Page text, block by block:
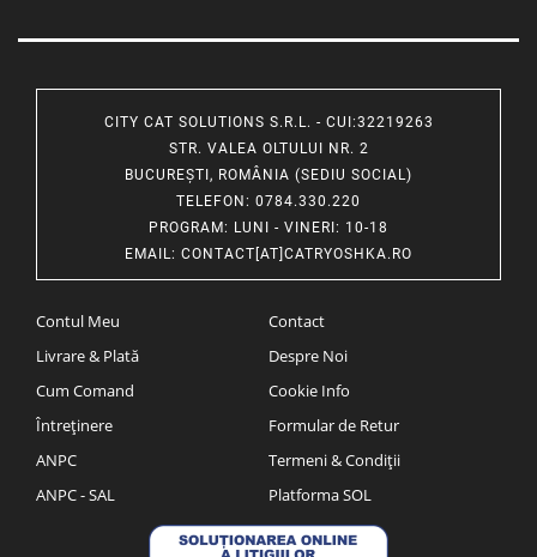
CITY CAT SOLUTIONS S.R.L. - CUI:32219263
STR. VALEA OLTULUI NR. 2
BUCUREȘTI, ROMÂNIA (SEDIU SOCIAL)
TELEFON : 0784.330.220
PROGRAM: LUNI - VINERI: 10-18
EMAIL : CONTACT[AT]CATRYOSHKA.RO
Contul Meu
Livrare & Plată
Cum Comand
Întreținere
ANPC
ANPC - SAL
Contact
Despre Noi
Cookie Info
Formular de Retur
Termeni & Condiții
Platforma SOL